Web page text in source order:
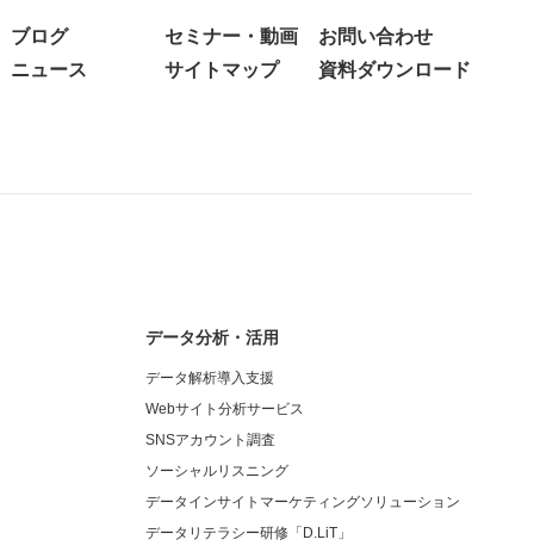
ブログ セミナー・動画
お問い合わせ
ニュース サイトマップ 資料ダウンロード
データ分析・活用
データ解析導入支援
Webサイト分析サービス
SNSアカウント調査
ソーシャルリスニング
データインサイトマーケティングソリューション
データリテラシー研修「D.LiT」